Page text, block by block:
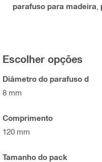
parafuso para madeira
Escolher opções
Diâmetro do parafuso d
8 mm
Comprimento
120 mm
Tamanho do pack